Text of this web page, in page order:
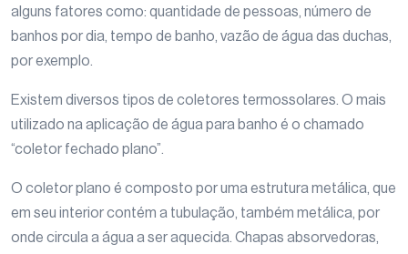
alguns fatores como: quantidade de pessoas, número de
banhos por dia, tempo de banho, vazão de água das duchas,
por exemplo.
Existem diversos tipos de coletores termossolares. O mais
utilizado na aplicação de água para banho é o chamado
“coletor fechado plano”.
O coletor plano é composto por uma estrutura metálica, que
em seu interior contém a tubulação, também metálica, por
onde circula a água a ser aquecida. Chapas absorvedoras,